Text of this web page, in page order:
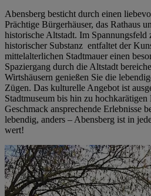
Abensberg besticht durch einen
Prächtige Bürgerhäuser, das Rathaus
historische Altstadt. Im Spannungsfeld
historischer Substanz entfaltet der
mittelalterlichen Stadtmauer einen
Spaziergang durch die Altstadt
Wirtshäusern genießen Sie die
Zügen. Das kulturelle Angebot ist
Stadtmuseum bis hin zu
Geschmack ansprechende Erlebnisse
lebendig, anders – Abensberg ist in
wert!